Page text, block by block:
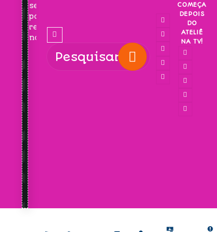
se
para
receber
novidades!
COMEÇA
DEPOIS
DO
ATELIÊ
NA TV!